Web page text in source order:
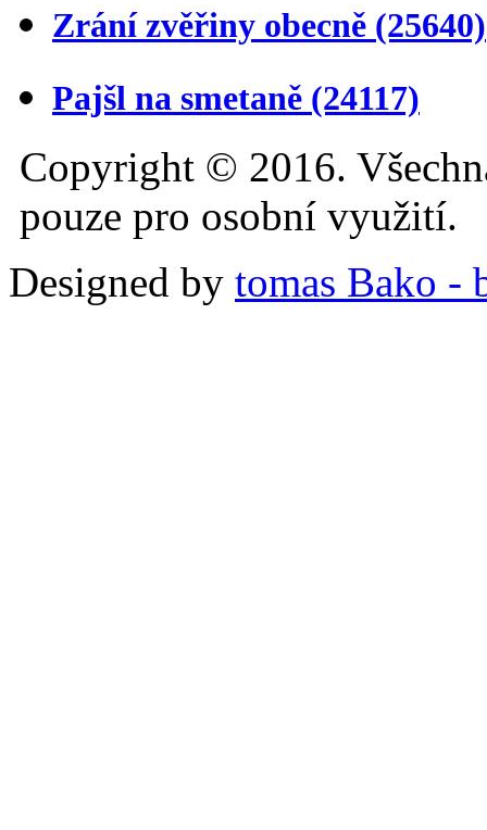
Zrání zvěřiny obecně (25640)
Pajšl na smetaně (24117)
Copyright © 2016.
pouze pro osobní využití.
Designed by tomas Bako -